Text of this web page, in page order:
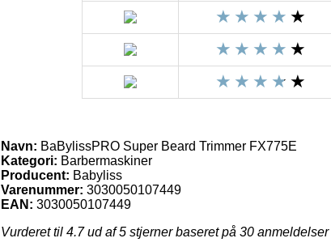
Navn: BaBylissPRO Super Beard Trimmer FX775E
Kategori: Barbermaskiner
Producent: Babyliss
Varenummer: 3030050107449
EAN: 3030050107449
Vurderet til 4.7ud af 5 stjerner baseret på 30 anmeldelser